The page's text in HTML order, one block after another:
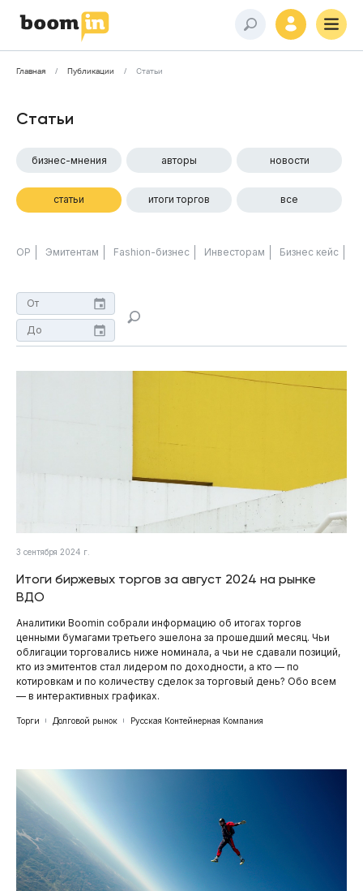
Главная Публикации Статьи
Статьи
бизнес-мнения авторы новости
статьи итоги торгов все
ОР Эмитентам Fashion-бизнес Инвесторам Бизнес кейс
3 сентября 2024 г.
Итоги биржевых торгов за август 2024 на рынке
ВДО
Аналитики Boomin собрали информацию об итогах торгов
ценными бумагами третьего эшелона за прошедший месяц. Чьи
облигации торговались ниже номинала, а чьи не сдавали позиций,
кто из эмитентов стал лидером по доходности, а кто — по
котировкам и по количеству сделок за торговый день? Обо всем
— в интерактивных графиках.
Торги Долговой рынок Русская Контейнерная Компания